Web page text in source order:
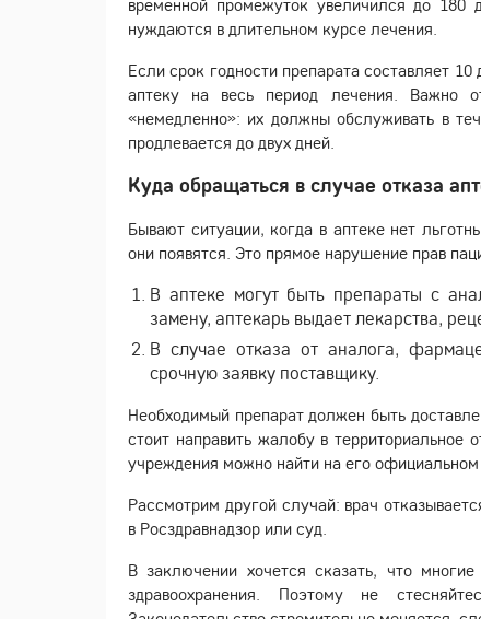
нуждаются в длительном курсе лечения.
Если срок годности препарата составляет
аптеку на весь период лечения. Важно
«немедленно»: их должны обслуживать в
продлевается до двух дней.
Куда обращаться в случае отказа
Бывают ситуации, когда в аптеке нет
они появятся. Это прямое нарушение прав
В аптеке могут быть препараты с
замену, аптекарь выдает лекарства,
В случае отказа от аналога,
срочную заявку поставщику.
Необходимый препарат должен быть
стоит направить жалобу в территориальное
учреждения можно найти на его официальном
Рассмотрим другой случай: врач
в Росздравнадзор или суд.
В заключении хочется сказать, что
здравоохранения. Поэтому не